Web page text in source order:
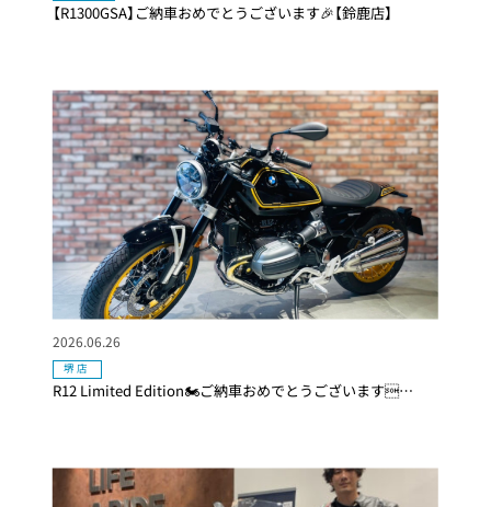
【R1300GSA】ご納車おめでとうございます🎉【鈴鹿店】
R12 Limited Edition🏍ご納車おめでとうございます…
2026.06.26
堺店